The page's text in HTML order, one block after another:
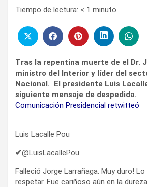
Tiempo de lectura: < 1 minuto
Tras la repentina muerte de el Dr.
ministro del Interior y líder del
Nacional. El presidente Luis
siguiente mensaje de despedida.
Comunicación Presidencial retwitteó
Luis Lacalle Pou
✔@LuisLacallePou
Falleció Jorge Larrañaga. Muy duro!
respetar. Fue cariñoso aún en la